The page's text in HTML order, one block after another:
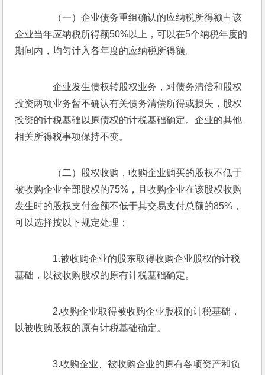
（一）企业债务重组确认的应纳税所得额占该
企业当年应纳税所得额50%以上，可以在5个纳税年度的
期间内，均匀计入各年度的应纳税所得额。
企业发生债权转股权业务，对债务清偿和股权
投资两项业务暂不确认有关债务清偿所得或损失，股权
投资的计税基础以原债权的计税基础确定。企业的其他
相关所得税事项保持不变。
（二）股权收购，收购企业购买的股权不低于
被收购企业全部股权的75%，且收购企业在该股权收购
发生时的股权支付金额不低于其交易支付总额的85%，
可以选择按以下规定处理：
1.被收购企业的股东取得收购企业股权的计税
基础，以被收购股权的原有计税基础确定。
2.收购企业取得被收购企业股权的计税基础，
以被收购股权的原有计税基础确定。
3.收购企业、被收购企业的原有各项资产和负